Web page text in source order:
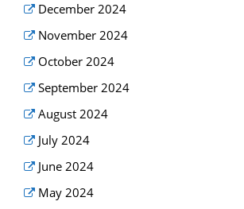
December 2024
November 2024
October 2024
September 2024
August 2024
July 2024
June 2024
May 2024